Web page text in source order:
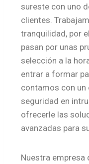
sureste con uno
clientes.
tranquilidad, por
pasan por unas
selección a la
entrar a formar
contamos con
seguridad en
ofrecerle las
avanzadas para
Nuestra empresa